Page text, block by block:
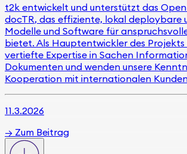
t2k entwickelt und unterstützt das
docTR, das effiziente, lokal deploybare
Modelle und Software für
bietet. Als Hauptentwickler des
vertiefte Expertise in Sachen
Dokumenten und wenden unsere
Kooperation mit internationalen
11.3.2026
→ Zum Beitrag